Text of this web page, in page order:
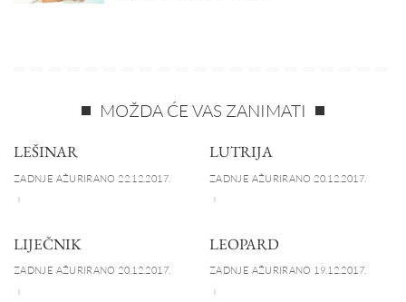
MOŽDA ĆE VAS ZANIMATI
LEŠINAR
ZADNJE AŽURIRANO 22.12.2017.
LUTRIJA
ZADNJE AŽURIRANO 20.12.2017.
LIJEČNIK
ZADNJE AŽURIRANO 20.12.2017.
LEOPARD
ZADNJE AŽURIRANO 19.12.2017.